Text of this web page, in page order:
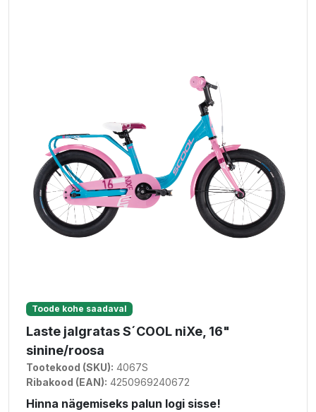
Toode kohe saadaval
Laste jalgratas S´COOL niXe, 16"
sinine/roosa
Tootekood (SKU): 4067S
Ribakood (EAN): 4250969240672
Hinna nägemiseks palun logi sisse!